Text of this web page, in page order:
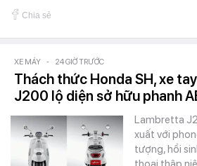
Chia sẻ
XE MÁY - 24 GIỜ TRƯỚC
Thách thức Honda SH, xe
J200 lộ diện sở hữu phanh
Lambretta
xuất với
tượng, hồi